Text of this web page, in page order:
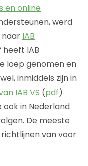
en online
werd
IAB
heeft IAB
loep genomen en
inmiddels zijn in
IAB VS (pdf)
in Nederland
De meeste
richtlijnen van voor